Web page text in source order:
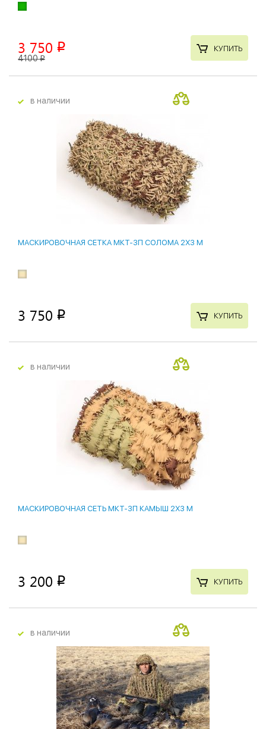
3 750 p
4100p
КУПИТЬ
в наличии
лидер продаж
МАСКИРОВОЧНАЯ СЕТКА МКТ-3П СОЛОМА 2Х3 М
3 750 p КУПИТЬ
в наличии
МАСКИРОВОЧНАЯ СЕТЬ МКТ-3П КАМЫШ 2Х3 М
3 200 p КУПИТЬ
в наличии